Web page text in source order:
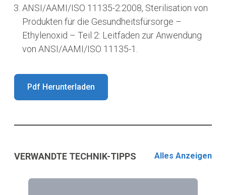
ANSI/AAMI/ISO 11135-2:2008, Sterilisation von
Produkten für die Gesundheitsfürsorge –
Ethylenoxid – Teil 2: Leitfaden zur Anwendung
von ANSI/AAMI/ISO 11135-1.
Pdf Herunterladen
VERWANDTE TECHNIK-TIPPS Alles Anzeigen